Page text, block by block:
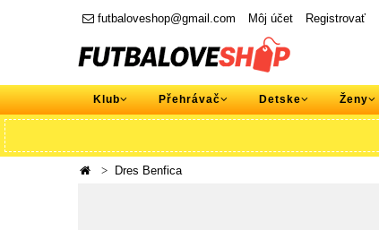
futbaloveshop@gmail.com Môj účet Registrovať
Klub Přehrávač Detske Ženy
Dres Benfica